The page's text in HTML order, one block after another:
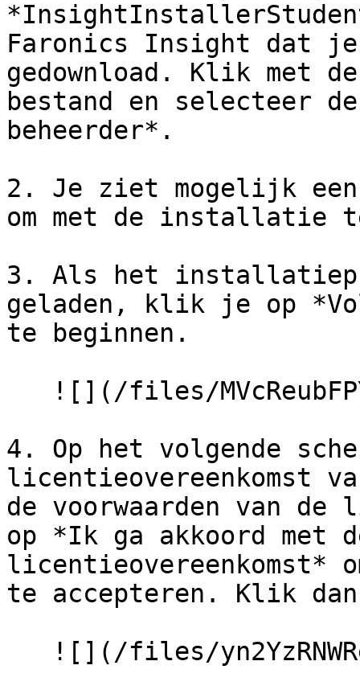
Faronics Insight dat je
gedownload. Klik met
bestand en selecteer
beheerder*.
2. Je ziet mogelijk een
om met de installatie
3. Als het
geladen, klik je op
te beginnen.
4. Op het volgende
licentieovereenkomst
de voorwaarden van
op *Ik ga akkoord met
licentieovereenkomst*
te accepteren. Klik